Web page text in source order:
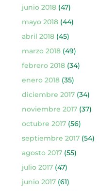
junio 2018(47)
mayo 2018(44)
abril 2018(45)
marzo 2018(49)
febrero 2018(34)
enero 2018(35)
diciembre 2017(34)
noviembre 2017(37)
octubre 2017(56)
septiembre 2017(54)
agosto 2017(55)
julio 2017(47)
junio 2017(61)